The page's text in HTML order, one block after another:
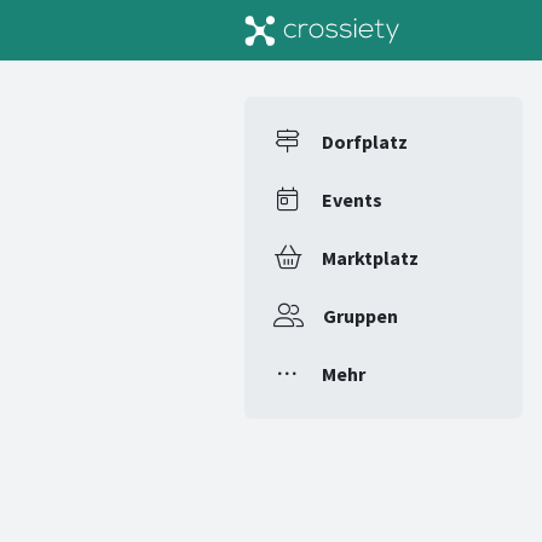
Dorfplatz
Events
Marktplatz
Gruppen
Mehr